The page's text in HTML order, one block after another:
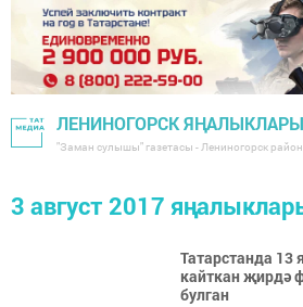
ЛЕНИНОГОРСК ЯҢАЛЫКЛАРЫ
"Заман сулышы" газетасы - Лениногорск
3 август 2017
Татарстанда 13
кайткан җирдә
булган